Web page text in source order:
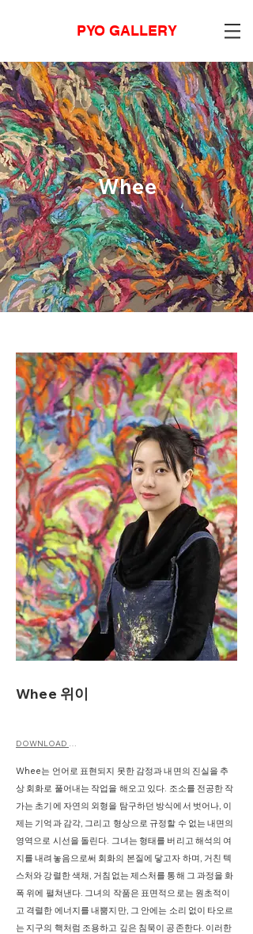
PYO GALLERY
Whee
Whee 위이
Whee는 언어로 표현되지 못한 감정과 내면의 진실을 추
상 회화로 풀어내는 작업을 해오고 있다. 조소를 전공한 작
가는 초기에 자연의 외형을 탐구하던 방식에서 벗어나, 이
제는 기억과 감각, 그리고 형상으로 규정할 수 없는 내면의
영역으로 시선을 돌린다. 그녀는 형태를 버리고 해석의 여
지를 내려놓음으로써 회화의 본질에 닿고자 하며, 거친 텍
스처와 강렬한 색채, 거침없는 제스처를 통해 그 과정을 화
폭 위에 펼쳐낸다. 그녀의 작품은 표면적으로는 원초적이
고 격렬한 에너지를 내뿜지만, 그 안에는 소리 없이 타오르
는 지구의 핵처럼 조용하고 깊은 침묵이 공존한다. 이러한